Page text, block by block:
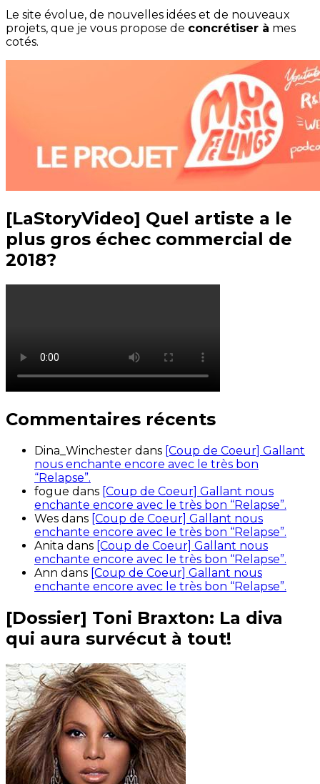
Le site évolue, de nouvelles idées et de nouveaux
projets, que je vous propose de concrétiser à mes
cotés.
[LaStoryVideo] Quel artiste a le
plus gros échec commercial de
2018?
Commentaires récents
Dina_Winchester dans [Coup de Coeur] Gallant
nous enchante encore avec le très bon
“Relapse”.
fogue dans [Coup de Coeur] Gallant nous
enchante encore avec le très bon “Relapse”.
Wes dans [Coup de Coeur] Gallant nous
enchante encore avec le très bon “Relapse”.
Anita dans [Coup de Coeur] Gallant nous
enchante encore avec le très bon “Relapse”.
Ann dans [Coup de Coeur] Gallant nous
enchante encore avec le très bon “Relapse”.
[Dossier] Toni Braxton: La diva
qui aura survécut à tout!